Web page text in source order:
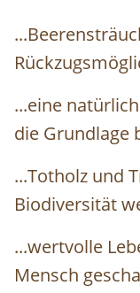
...eine
die Grundlage
...Totholz und
Biodiversität
...wertvolle
Mensch